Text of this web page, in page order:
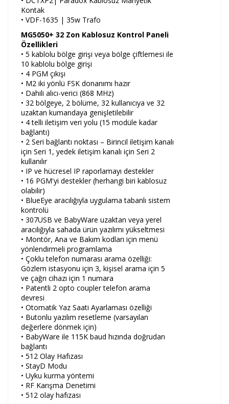
Kontak
• VDF-1635 | 35w Trafo
MG5050+ 32 Zon Kablosuz Kontrol Paneli
Özellikleri
• 5 kablolu bölge girişi veya bölge çiftlemesi ile
10 kablolu bölge girişi
• 4 PGM çıkışı
• M2 iki yönlü FSK donanımı hazır
• Dahili alıcı-verici (868 MHz)
• 32 bölgeye, 2 bölüme, 32 kullanıcıya ve 32
uzaktan kumandaya genişletilebilir
• 4 telli iletişim veri yolu (15 modüle kadar
bağlantı)
• 2 Seri bağlantı noktası – Birincil iletişim kanalı
için Seri 1, yedek iletişim kanalı için Seri 2
kullanılır
• IP ve hücresel IP raporlamayı destekler
• 16 PGM'yi destekler (herhangi biri kablosuz
olabilir)
• BlueEye aracılığıyla uygulama tabanlı sistem
kontrolü
• 307USB ve BabyWare uzaktan veya yerel
aracılığıyla sahada ürün yazılımı yükseltmesi
• Montör, Ana ve Bakım kodları için menü
yönlendirmeli programlama
• Çoklu telefon numarası arama özelliği:
Gözlem istasyonu için 3, kişisel arama için 5
ve çağrı cihazı için 1 numara
• Patentli 2 opto coupler telefon arama
devresi
• Otomatik Yaz Saati Ayarlaması özelliği
• Butonlu yazılım resetleme (varsayılan
değerlere dönmek için)
• BabyWare ile 115K baud hızında doğrudan
bağlantı
• 512 Olay Hafızası
• StayD Modu
• Uyku kurma yöntemi
• RF Karışma Denetimi
• 512 olay hafızası